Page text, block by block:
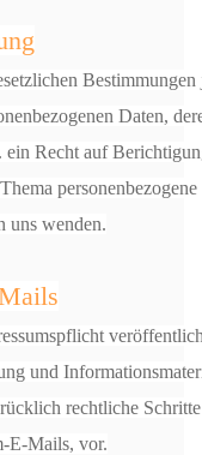
Daten,
Recht auf
uns wenden.
und
rechtliche
E-Mails, vor.